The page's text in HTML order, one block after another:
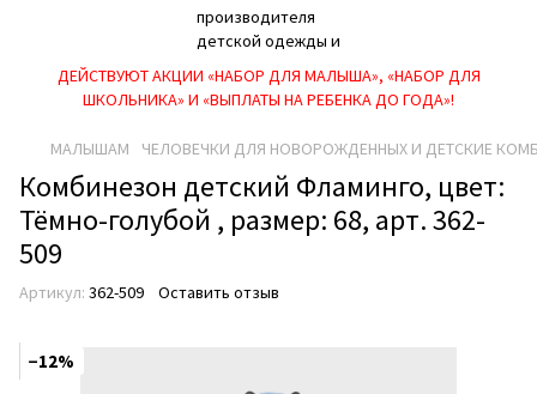
ДЕЙСТВУЮТ АКЦИИ «НАБОР ДЛЯ МАЛЫША», «НАБОР ДЛЯ
ШКОЛЬНИКА» И «ВЫПЛАТЫ НА РЕБEНКА ДО ГОДА»!
МАЛЫШАМ ЧЕЛОВЕЧКИ ДЛЯ НОВОРОЖДЕННЫХ И ДЕТСКИЕ
Комбинезон детский Фламинго, цвет:
Тёмно-голубой , размер: 68, арт. 362-
509
Артикул: 362-509 Оставить отзыв
−12%